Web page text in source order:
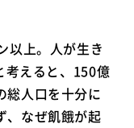
以上。人が生き
考えると、150億
総人口を十分に
、なぜ飢餓が起